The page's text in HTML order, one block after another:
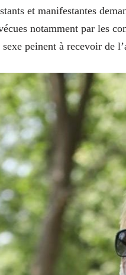
et manifestantes
notamment par les
peinent à recevoir de